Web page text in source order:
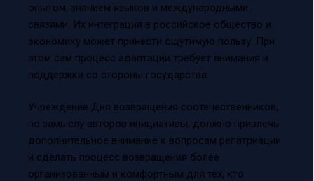
опытом, знанием языков и международными
связями. Их интеграция в российское общество и
экономику может принести ощутимую пользу. При
этом сам процесс адаптации требует внимания и
поддержки со стороны государства.
Учреждение Дня возвращения соотечественников,
по замыслу авторов инициативы, должно привлечь
дополнительное внимание к вопросам репатриации
и сделать процесс возвращения более
организованным и комфортным для тех, кто